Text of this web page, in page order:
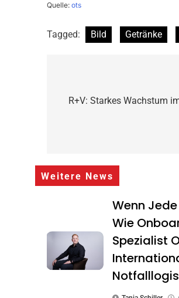
Quelle: ots
Tagged: Bild Getränke
R+V: Starkes Wachstum
Weitere News
Wenn
Wie
Spezialist